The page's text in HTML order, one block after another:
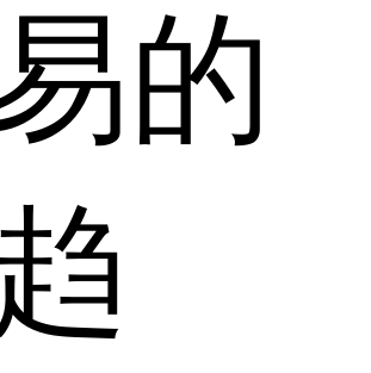
的